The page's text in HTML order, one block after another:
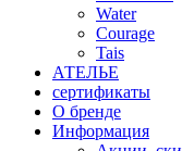
Water
Courage
Tais
АТЕЛЬЕ
сертификаты
О бренде
Информация